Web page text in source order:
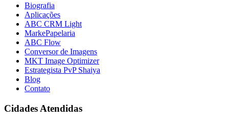
Biografia
Aplicações
ABC CRM Light
MarkePapelaria
ABC Flow
Conversor de Imagens
MKT Image Optimizer
Estrategista PvP Shaiya
Blog
Contato
Cidades Atendidas